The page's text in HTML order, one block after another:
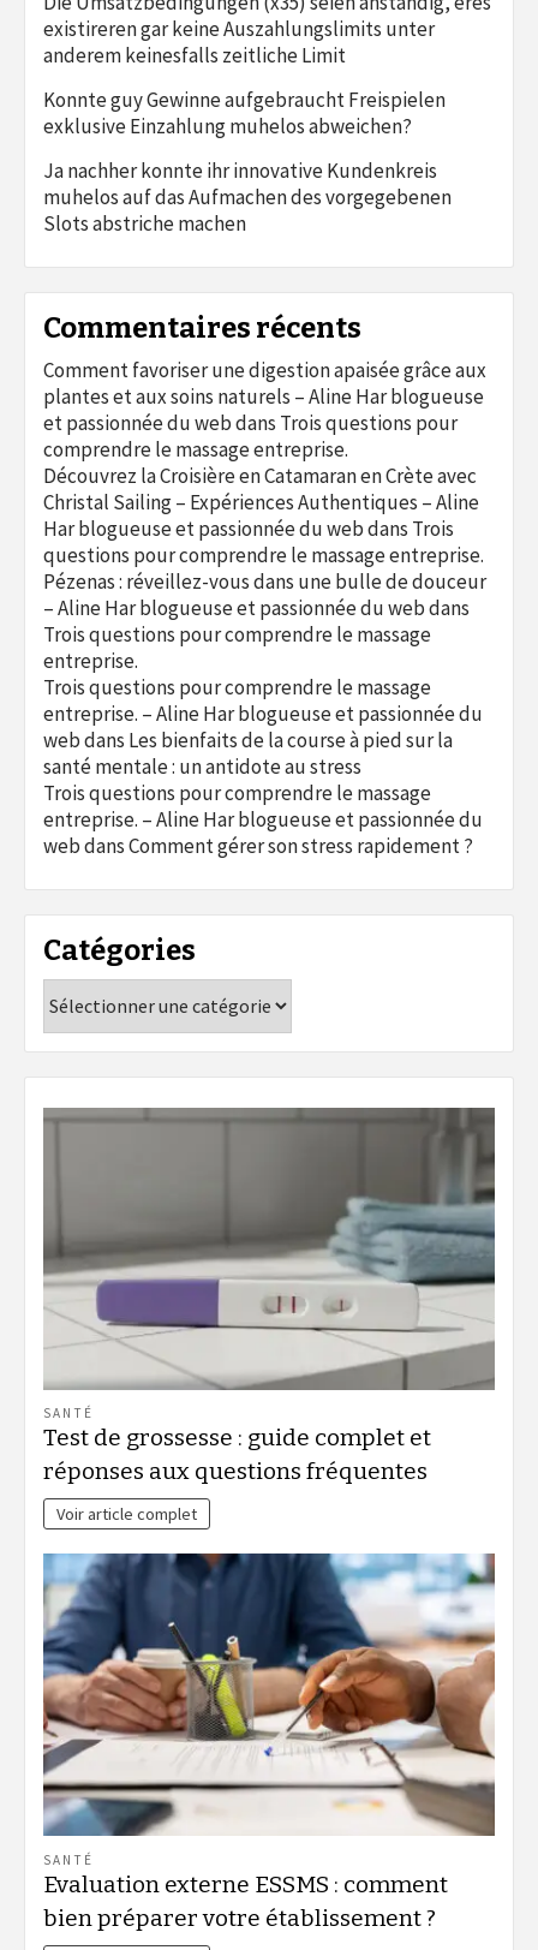
existireren gar keine Auszahlungslimits unter
anderem keinesfalls zeitliche Limit
Konnte guy Gewinne aufgebraucht Freispielen
exklusive Einzahlung muhelos abweichen?
Ja nachher konnte ihr innovative Kundenkreis
muhelos auf das Aufmachen des vorgegebenen
Slots abstriche machen
Commentaires récents
Comment favoriser une digestion apaisée grâce aux
plantes et aux soins naturels – Aline Har blogueuse
et passionnée du webdans Trois questions pour
comprendre le massage entreprise.
Découvrez la Croisière en Catamaran en Crète avec
Christal Sailing – Expériences Authentiques – Aline
Har blogueuse et passionnée du webdans Trois
questions pour comprendre le massage entreprise.
Pézenas : réveillez-vous dans une bulle de douceur
– Aline Har blogueuse et passionnée du webdans
Trois questions pour comprendre le massage
entreprise.
Trois questions pour comprendre le massage
entreprise. – Aline Har blogueuse et passionnée du
webdans Les bienfaits de la course à pied sur la
santé mentale : un antidote au stress
Trois questions pour comprendre le massage
entreprise. – Aline Har blogueuse et passionnée du
webdansComment gérer son stress rapidement ?
Catégories
SANTÉ
Test de grossesse : guide complet et
réponses aux questions fréquentes
Voir article complet
SANTÉ
Evaluation externe ESSMS : comment
bien préparer votre établissement ?